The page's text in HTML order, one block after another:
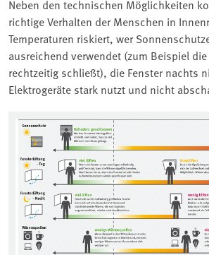
Neben den technischen Möglichkeiten
richtige Verhalten der Menschen in
Temperaturen riskiert, wer
ausreichend verwendet (zum Beispiel
rechtzeitig schließt), die Fenster nachts
Elektrogeräte stark nutzt und nicht
Associated content